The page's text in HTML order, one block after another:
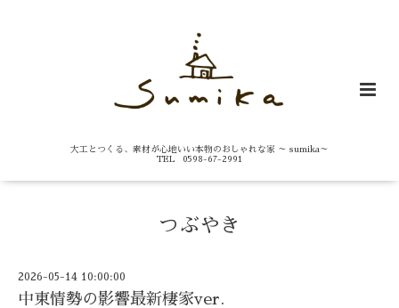
大工とつくる、素材が心地いい本物のおしゃれな家 ～ sumika～
TEL 0598-67-2991
つぶやき
2026-05-14 10:00:00
中東情勢の影響最新棲家ver.